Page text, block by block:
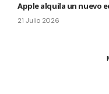
Apple alquila un nuevo
21 Julio 2026